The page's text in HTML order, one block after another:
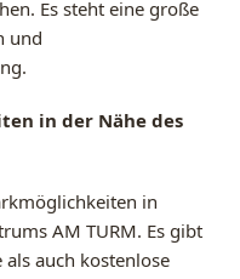
Es steht eine große
und
in der Nähe des
in
AM TURM. Es gibt
auch kostenlose